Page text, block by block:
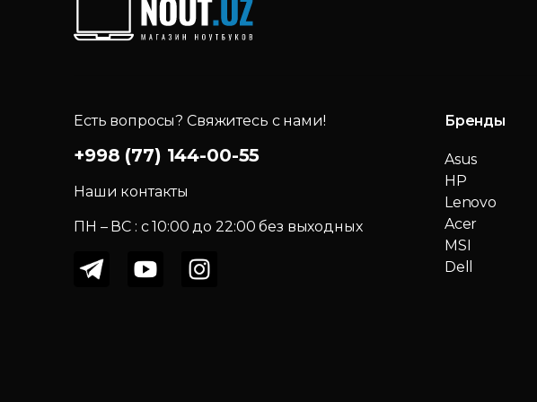
Есть вопросы? Свяжитесь с нами!
+998 (77) 144-00-55
Наши контакты
ПН – ВС : c 10:00 до 22:00 без выходных
Бренды
Asus
HP
Lenovo
Acer
MSI
Dell